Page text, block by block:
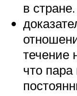
в стране.
течение
что